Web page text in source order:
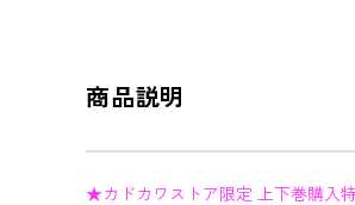
商品説明
★カドカワストア限定 上下巻購入